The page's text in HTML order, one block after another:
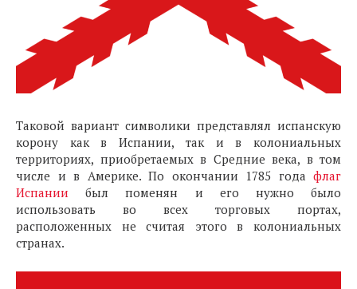
Таковой вариант символики представлял испанскую
корону как в Испании, так и в колониальных
территориях, приобретаемых в Средние века, в том
числе и в Америке. По окончании 1785 года флаг
Испании был поменян и его нужно было
использовать во всех торговых портах,
расположенных не считая этого в колониальных
странах.